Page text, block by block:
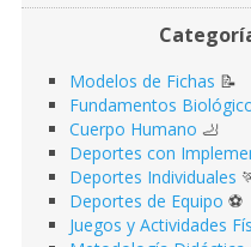
Modelos de Fichas 📝
Fundamentos
Cuerpo Humano 🦶
Deportes con
Deportes Individuales
Deportes de Equipo ⚽️
Juegos y Actividades